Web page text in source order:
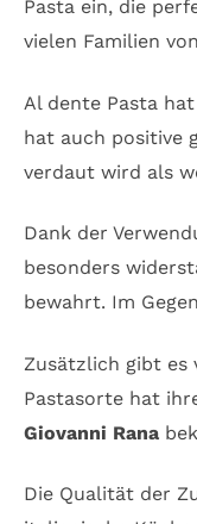
Pasta ein, die
vielen Familien
Al dente Pasta
hat auch positive
verdaut wird als
Dank der
besonders
bewahrt. Im
Zusätzlich gibt es
Pastasorte hat
Giovanni Rana
Die Qualität der